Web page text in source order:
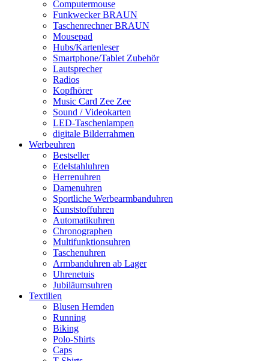
Computermouse
Funkwecker BRAUN
Taschenrechner BRAUN
Mousepad
Hubs/Kartenleser
Smartphone/Tablet Zubehör
Lautsprecher
Radios
Kopfhörer
Music Card Zee Zee
Sound / Videokarten
LED-Taschenlampen
digitale Bilderrahmen
Werbeuhren
Bestseller
Edelstahluhren
Herrenuhren
Damenuhren
Sportliche Werbearmbanduhren
Kunststoffuhren
Automatikuhren
Chronographen
Multifunktionsuhren
Taschenuhren
Armbanduhren ab Lager
Uhrenetuis
Jubiläumsuhren
Textilien
Blusen Hemden
Running
Biking
Polo-Shirts
Caps